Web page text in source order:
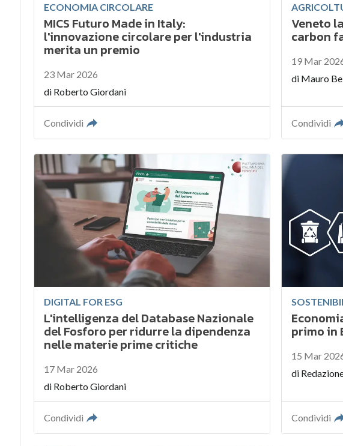
ECONOMIA CIRCOLARE
MICS Futuro Made in Italy:
l'innovazione circolare per l'industria
merita un premio
23 Mar 2026
di Roberto Giordani
Condividi
Veneto
carbon
19 Mar
di Mauro
Condividi
DIGITAL FOR ESG
L'intelligenza del Database Nazionale
del Fosforo per ridurre la dipendenza
nelle materie prime critiche
17 Mar 2026
di Roberto Giordani
Condividi
primo in
15 Mar
di
Condividi